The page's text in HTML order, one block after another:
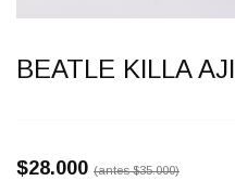
BEATLE KILLA AJI
$28.000 (antes$35.000)